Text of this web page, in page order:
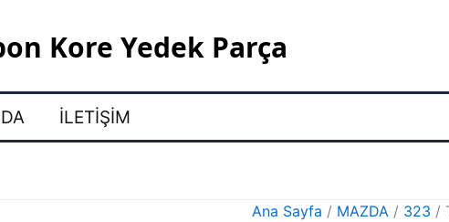
Kore Yedek Parça
İLETIŞIM
Ana Sayfa / MAZDA / 323 /